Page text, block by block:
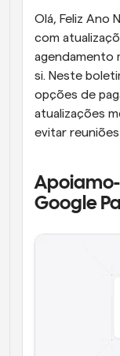
Fluxos de
Automatizar
Blogue
Mantenha-
atualizações
Reuniões
Links de
Agende
Olá, Feliz Ano
com
agendamento
si. Neste
opções de
atualizações
evitar
Google